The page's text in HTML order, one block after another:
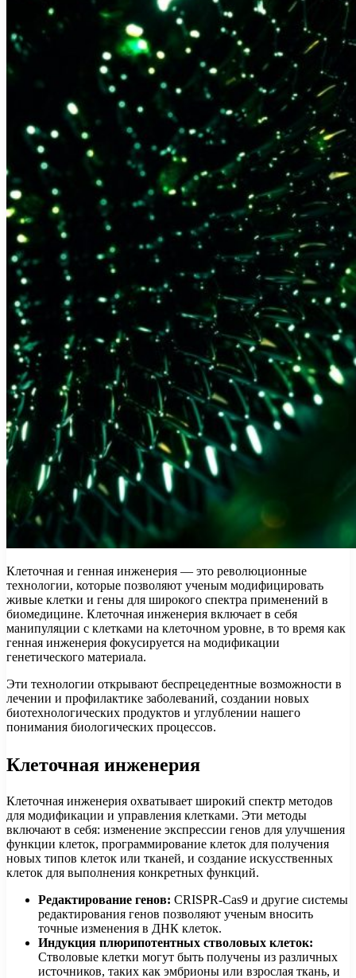
Клеточная и генная инженерия — это революционные
технологии, которые позволяют ученым модифицировать
живые клетки и гены для широкого спектра применений в
биомедицине. Клеточная инженерия включает в себя
манипуляции с клетками на клеточном уровне, в то время как
генная инженерия фокусируется на модификации
генетического материала.
Эти технологии открывают беспрецедентные возможности в
лечении и профилактике заболеваний, создании новых
биотехнологических продуктов и углублении нашего
понимания биологических процессов.
Клеточная инженерия
Клеточная инженерия охватывает широкий спектр методов
для модификации и управления клетками. Эти методы
включают в себя: изменение экспрессии генов для улучшения
функции клеток, программирование клеток для получения
новых типов клеток или тканей, и создание искусственных
клеток для выполнения конкретных функций.
Редактирование генов: CRISPR-Cas9 и другие системы
редактирования генов позволяют ученым вносить
точные изменения в ДНК клеток.
Индукция плюрипотентных стволовых клеток:
Стволовые клетки могут быть получены из различных
источников, таких как эмбрионы или взрослая ткань, и